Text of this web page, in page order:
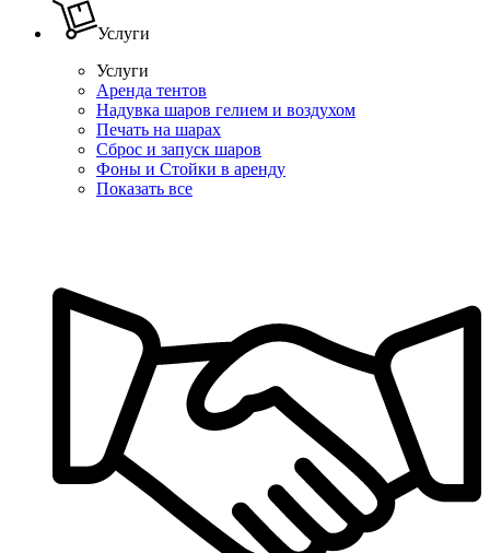
Услуги
Услуги
Аренда тентов
Надувка шаров гелием и воздухом
Печать на шарах
Сброс и запуск шаров
Фоны и Стойки в аренду
Показать все